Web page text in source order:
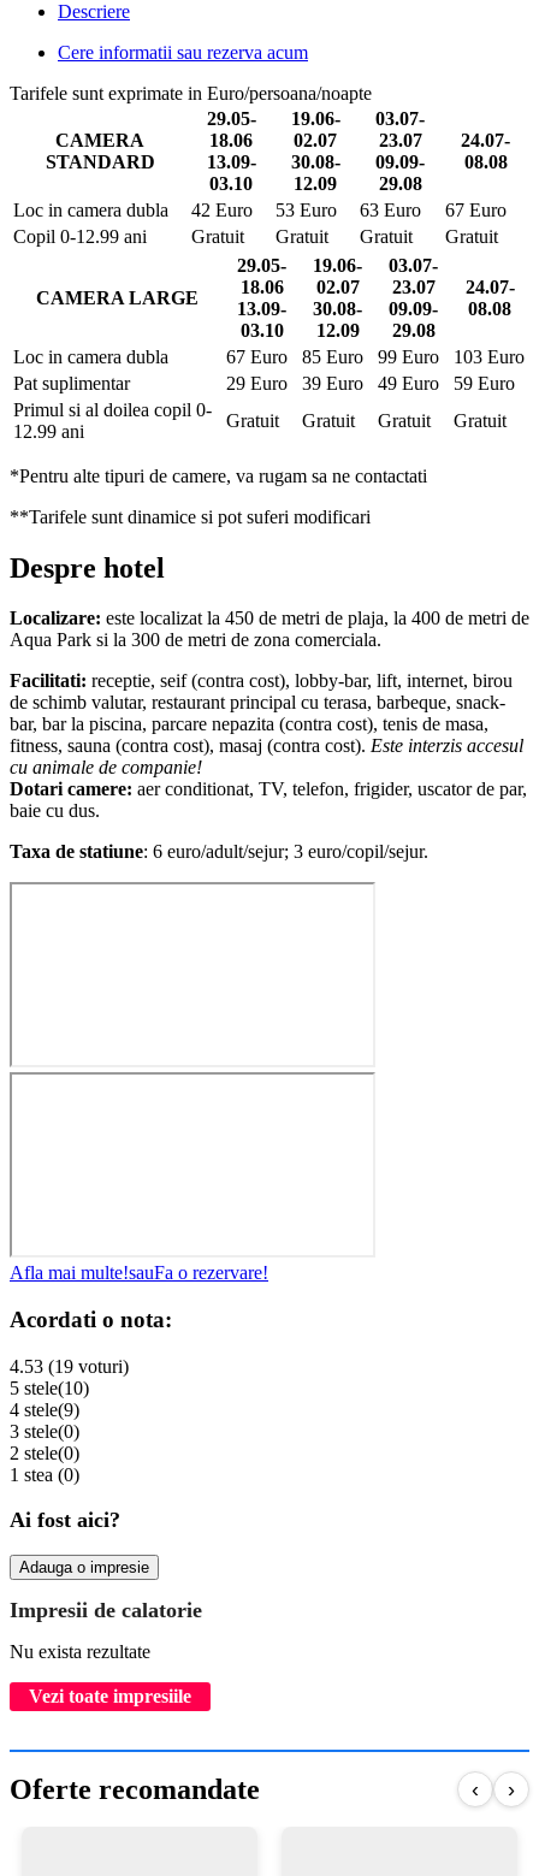
Descriere
Cere informatii sau rezerva acum
Tarifele sunt exprimate in Euro/persoana/noapte
CAMERA
STANDARD
29.05-
18.06
13.09-
03.10
19.06-
02.07
30.08-
12.09
03.07-
23.07
09.09-
29.08
24.07-
08.08
Loc in camera dubla 42 Euro 53 Euro 63 Euro
67 Euro
Copil 0-12.99 ani
Gratuit Gratuit Gratuit Gratuit
CAMERA LARGE
29.05-
18.06
13.09-
03.10
19.06-
02.07
30.08-
12.09
03.07-
23.07
09.09-
29.08
24.07-
08.08
Loc in camera dubla 67 Euro 85 Euro 99 Euro
103 Euro
Pat suplimentar
29 Euro 39 Euro 49 Euro
59 Euro
Primul si al doilea copil 0-
12.99 ani
Gratuit Gratuit Gratuit Gratuit
*Pentru alte tipuri de camere, va rugam sa ne contactati
**Tarifele sunt dinamice si pot suferi modificari
Despre hotel
Localizare: este localizat la 450 de metri de plaja, la 400 de metri de
Aqua Park si la 300 de metri de zona comerciala.
Facilitati: receptie, seif (contra cost), lobby-bar, lift, internet, birou
de schimb valutar, restaurant principal cu terasa, barbeque, snack-
bar, bar la piscina, parcare nepazita (contra cost), tenis de masa,
fitness, sauna (contra cost), masaj (contra cost). Este interzis accesul
cu animale de companie!
Dotari camere: aer conditionat, TV, telefon, frigider, uscator de par,
baie cu dus.
Taxa de statiune: 6 euro/adult/sejur; 3 euro/copil/sejur.
Afla mai multe!sauFa o rezervare!
Acordati o nota:
4.53 (19 voturi)
5 stele(10)
4 stele(9)
3 stele(0)
2 stele(0)
1 stea (0)
Ai fost aici?
Adauga o impresie
Impresii de calatorie
Nu exista rezultate
Vezi toate impresiile
Oferte recomandate ‹ ›